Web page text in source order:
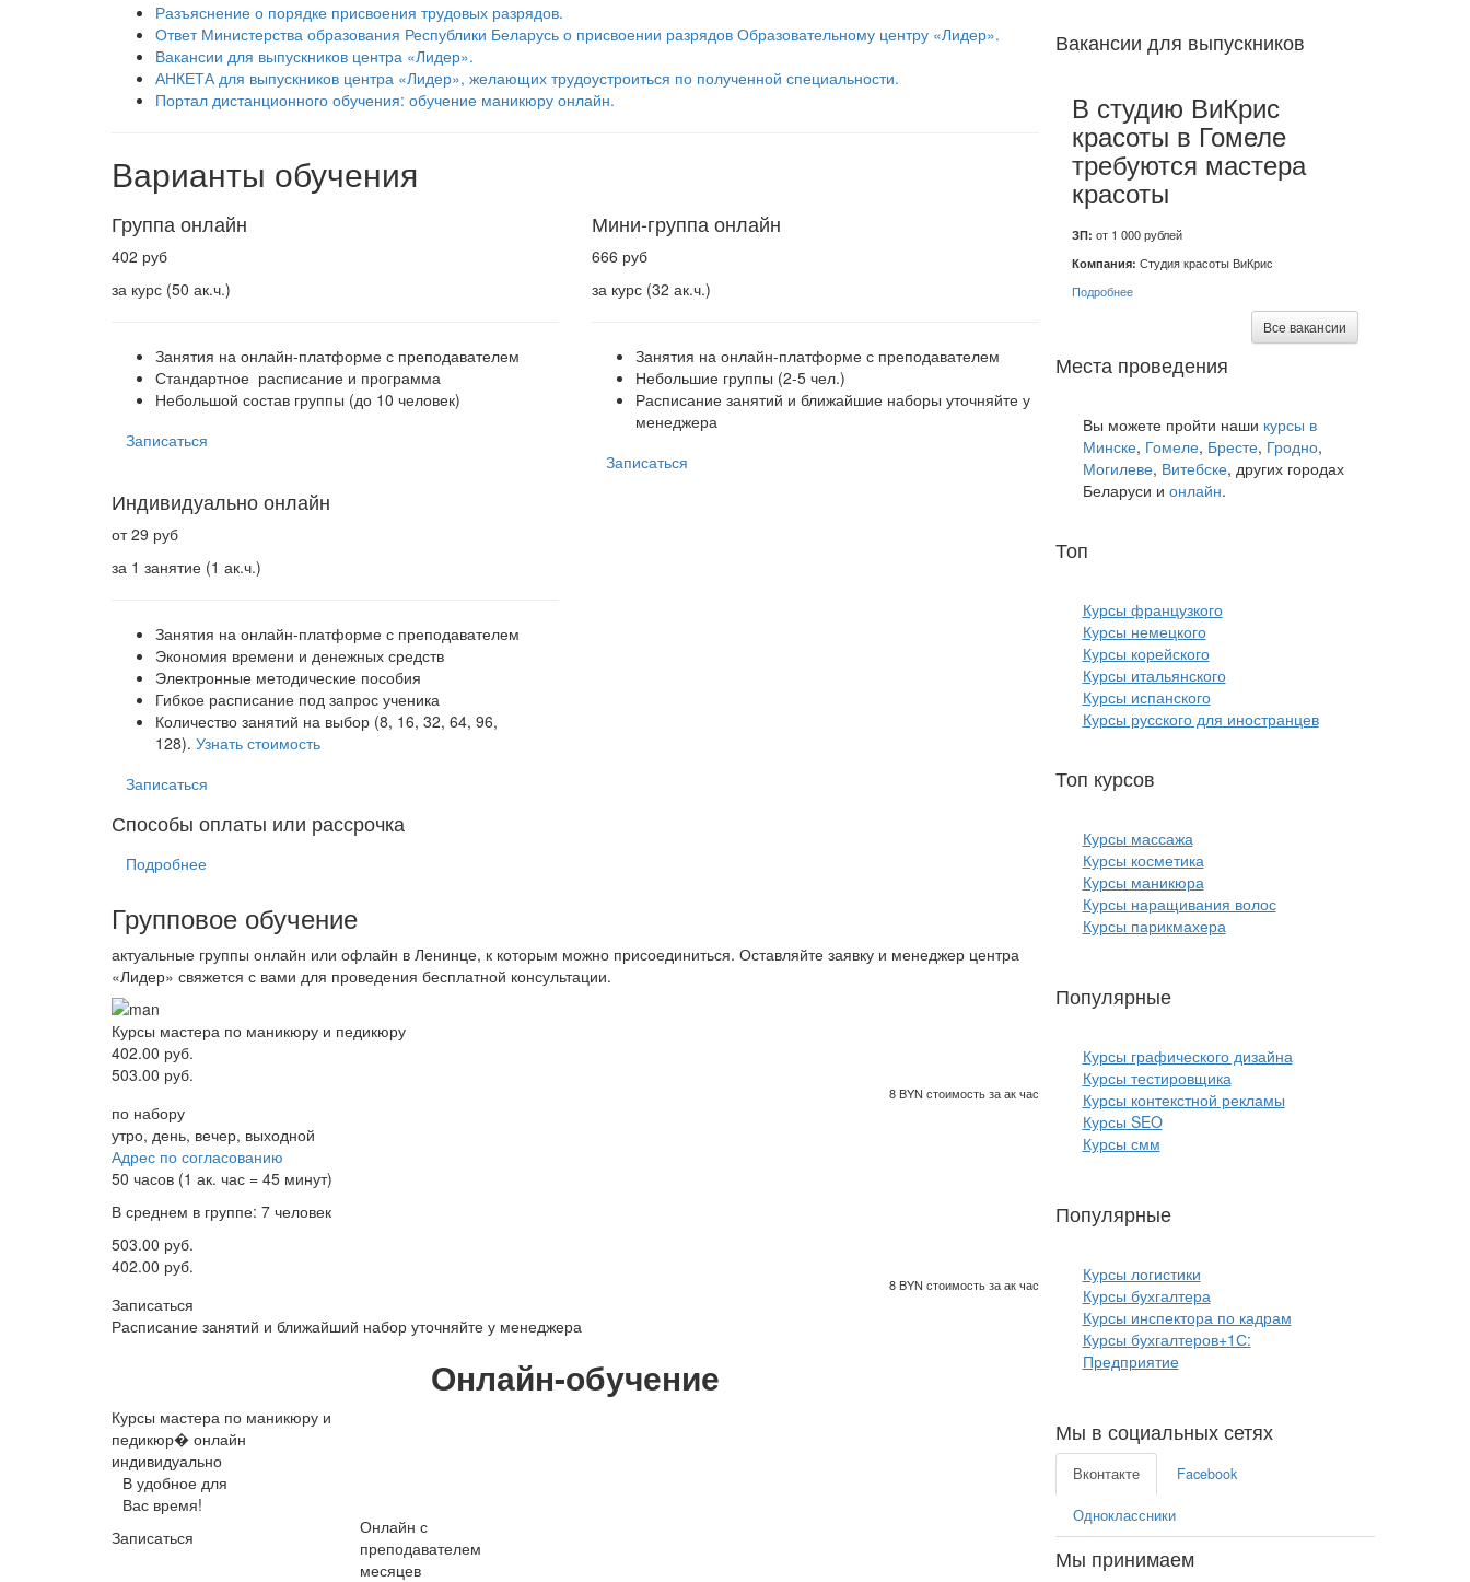
Разъяснение о порядке присвоения трудовых разрядов.
Ответ Министерства образования Республики Беларусь о присвоении разрядов Образовательному центру «Лидер».
Вакансии для выпускников центра «Лидер».
АНКЕТА для выпускников центра «Лидер», желающих трудоустроиться по полученной специальности.
Портал дистанционного обучения: обучение маникюру онлайн.
Варианты обучения
Группа онлайн
402 руб
за курс (50 ак.ч.)
Занятия на онлайн-платформе с преподавателем
Стандартное расписание и программа
Небольшой состав группы (до 10 человек)
Записаться
Мини-группа онлайн
666 руб
за курс (32 ак.ч.)
Занятия на онлайн-платформе с преподавателем
Небольшие группы (2-5 чел.)
Расписание занятий и ближайшие наборы уточняйте у
менеджера
Записаться
Индивидуально онлайн
от 29 руб
за 1 занятие (1 ак.ч.)
Занятия на онлайн-платформе с преподавателем
Экономия времени и денежных средств
Электронные методические пособия
Гибкое расписание под запрос ученика
Количество занятий на выбор (8, 16, 32, 64, 96,
128). Узнать стоимость
Записаться
Способы оплаты или рассрочка
Подробнее
Групповое обучение
актуальные группы онлайн или офлайн в Ленинце, к которым можно присоединиться. Оставляйте заявку и менеджер центра
«Лидер» свяжется с вами для проведения бесплатной консультации.
Курсы мастера по маникюру и педикюру
402.00 руб.
503.00 руб.
8 BYN стоимость за ак час
по набору
утро, день, вечер, выходной
Адрес по согласованию
50 часов (1 ак. час = 45 минут)
В среднем в группе: 7 человек
503.00 руб.
402.00 руб.
8 BYN стоимость за ак час
Записаться
Расписание занятий и ближайший набор уточняйте у менеджера
Онлайн-обучение
Курсы мастера по маникюру и
педикюр� онлайн
индивидуально
В удобное для
Вас время!
Онлайн с
преподавателем
месяцев
Записаться
Вакансии для выпускников
В студию ВиКрис
красоты в Гомеле
требуются мастера
красоты
ЗП: от 1 000 рублей
Компания: Студия красоты ВиКрис
Подробнее
Все вакансии
Места проведения
Вы можете пройти наши курсы в
Минске, Гомеле, Бресте, Гродно,
Могилеве, Витебске, других городах
Беларуси и онлайн.
Топ
Курсы французкого
Курсы немецкого
Курсы корейского
Курсы итальянского
Курсы испанского
Курсы русского для иностранцев
Топ курсов
Курсы массажа
Курсы косметика
Курсы маникюра
Курсы наращивания волос
Курсы парикмахера
Популярные
Курсы графического дизайна
Курсы тестировщика
Курсы контекстной рекламы
Курсы SEO
Курсы смм
Популярные
Курсы логистики
Курсы бухгалтера
Курсы инспектора по кадрам
Курсы бухгалтеров+1С:
Предприятие
Мы в социальных сетях
Вконтакте Facebook
Одноклассники
Мы принимаем